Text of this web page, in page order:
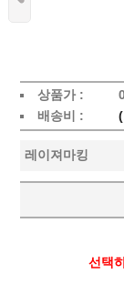
상품가 :
배송비 :
레이져마킹
선택